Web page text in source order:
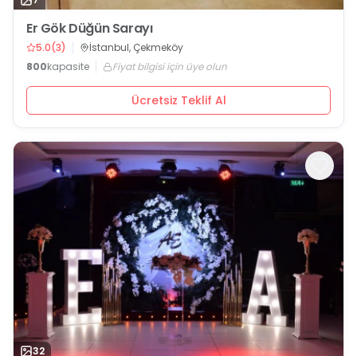
Er Gök Düğün Sarayı
5.0(3)
İstanbul, Çekmeköy
800kapasite Fiyat bilgisi için üye olun
Ücretsiz Teklif Al
32